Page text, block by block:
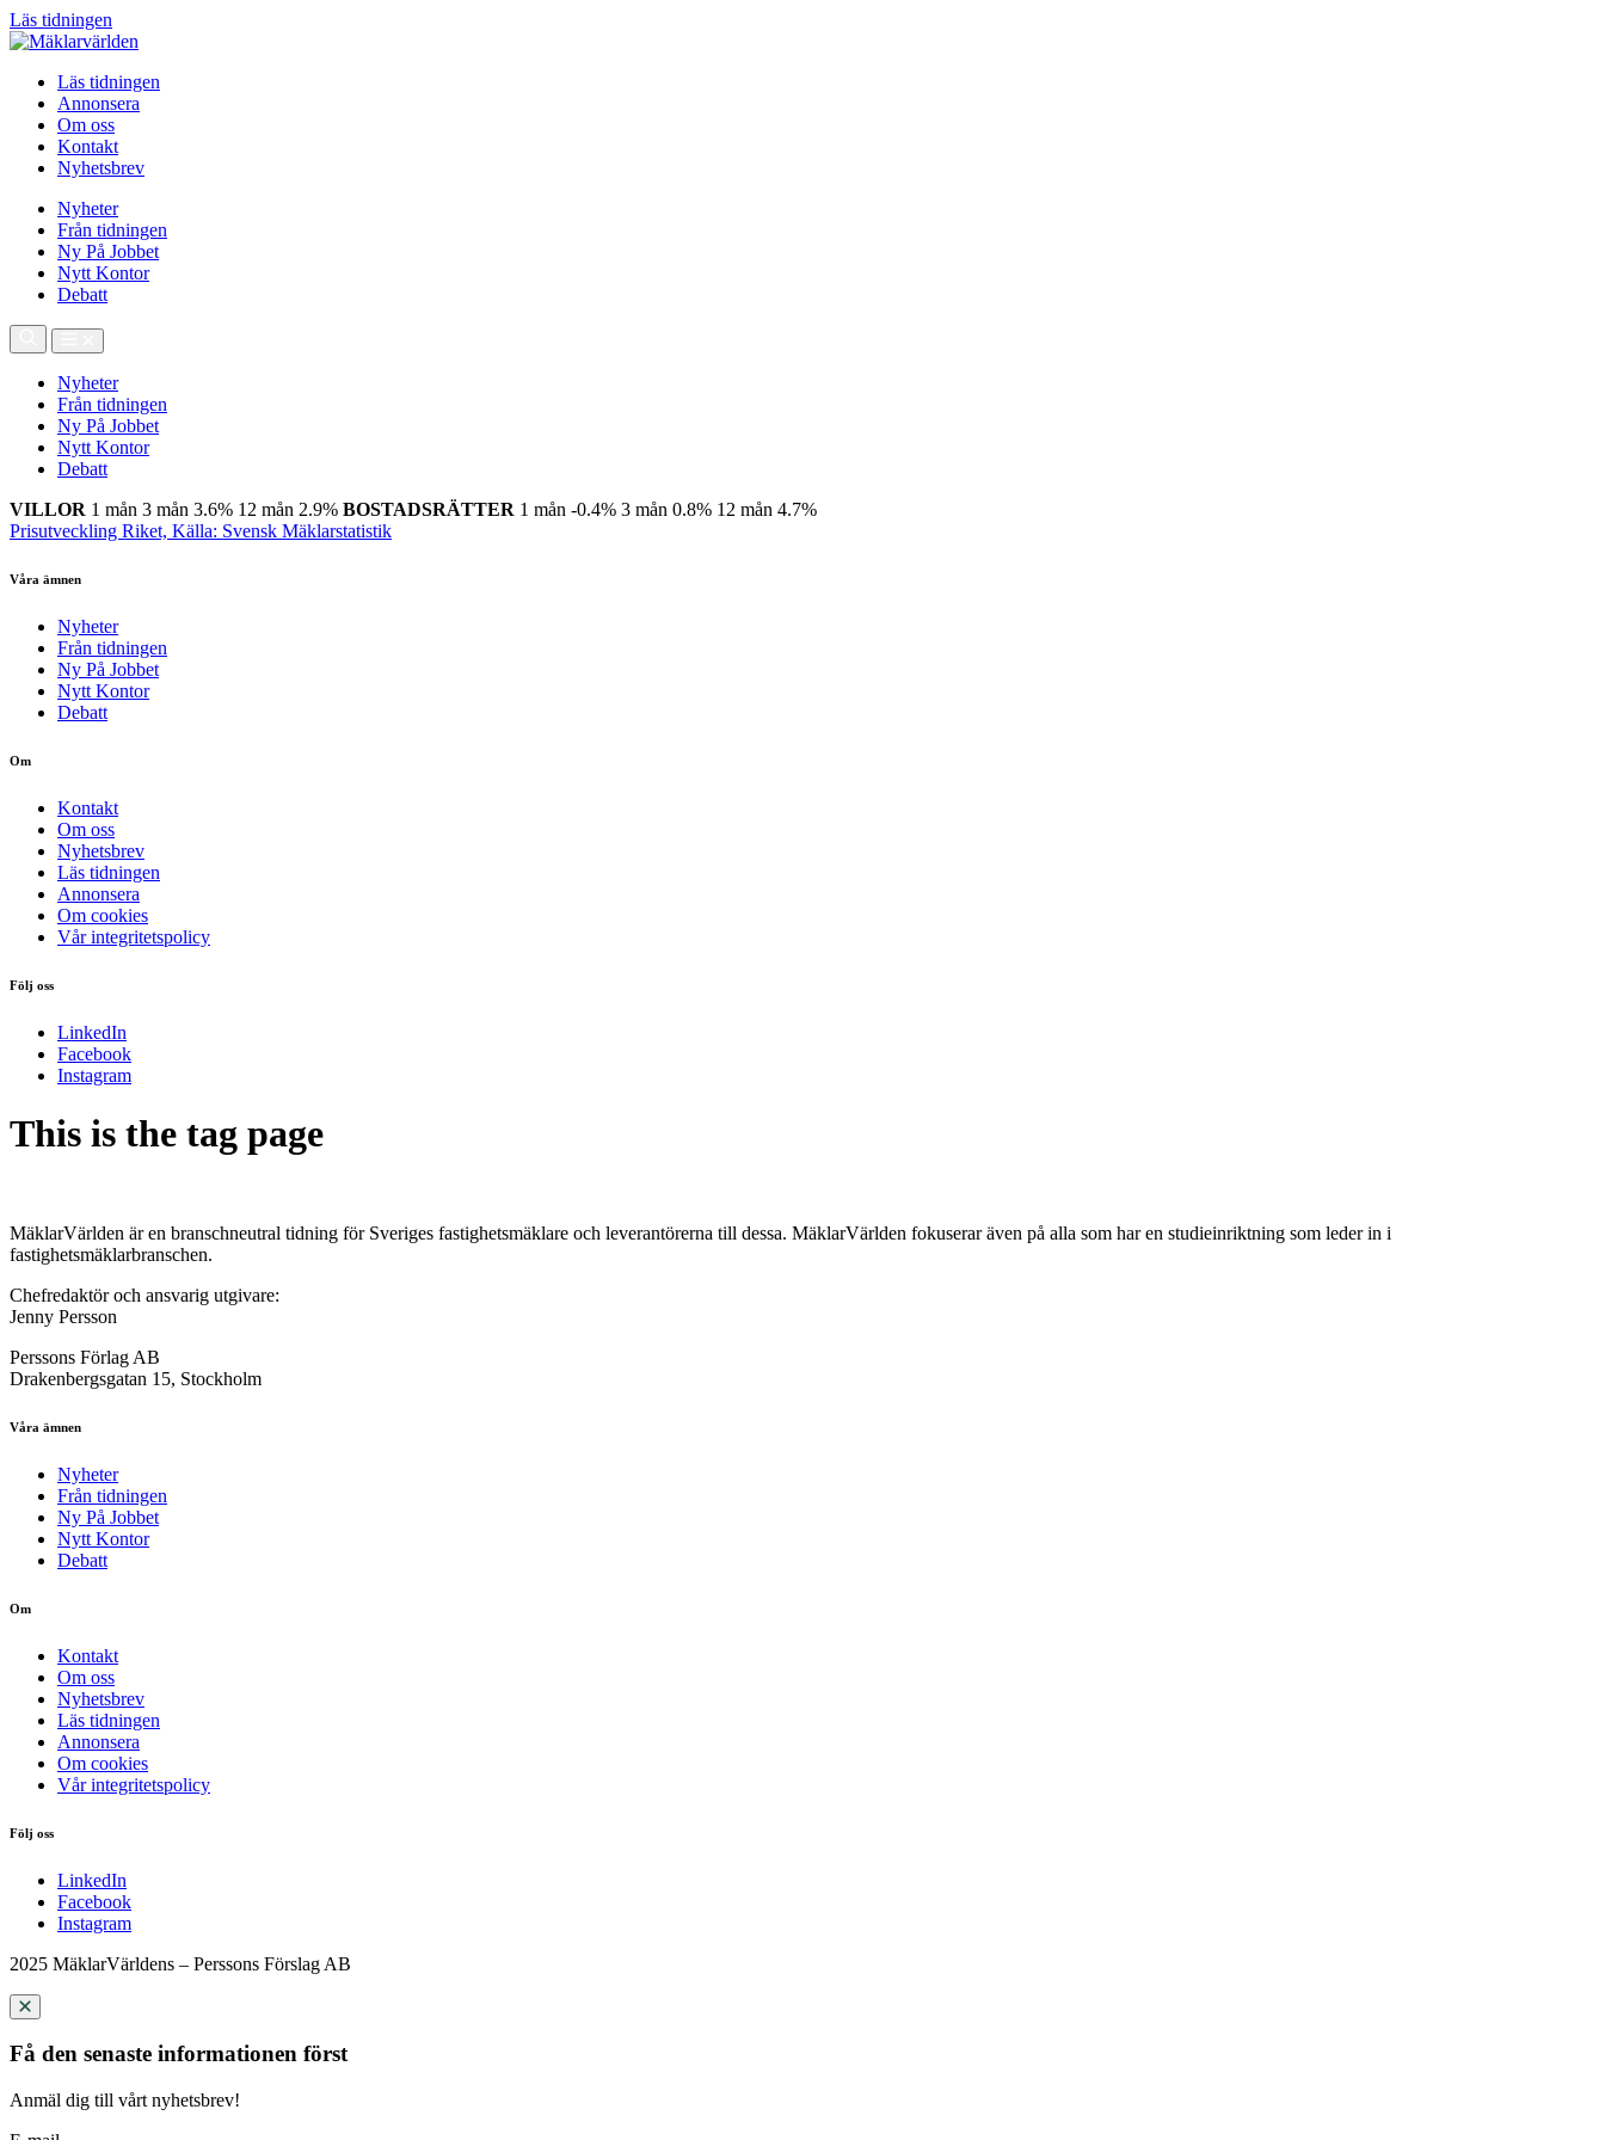
Läs tidningen
Läs tidningen
Annonsera
Om oss
Kontakt
Nyhetsbrev
Nyheter
Från tidningen
Ny På Jobbet
Nytt Kontor
Debatt
Nyheter
Från tidningen
Ny På Jobbet
Nytt Kontor
Debatt
VILLOR 1 mån 3 mån 3.6% 12 mån 2.9% BOSTADSRÄTTER 1 mån -0.4% 3 mån 0.8% 12 mån 4.7%
Prisutveckling Riket, Källa: Svensk Mäklarstatistik
Våra ämnen
Nyheter
Från tidningen
Ny På Jobbet
Nytt Kontor
Debatt
Om
Kontakt
Om oss
Nyhetsbrev
Läs tidningen
Annonsera
Om cookies
Vår integritetspolicy
Följ oss
LinkedIn
Facebook
Instagram
This is the tag page
MäklarVärlden är en branschneutral tidning för Sveriges fastighetsmäklare och leverantörerna till dessa. MäklarVärlden fokuserar även på alla som har en studieinriktning som leder in i
fastighetsmäklarbranschen.
Chefredaktör och ansvarig utgivare:
Jenny Persson
Perssons Förlag AB
Drakenbergsgatan 15, Stockholm
Våra ämnen
Nyheter
Från tidningen
Ny På Jobbet
Nytt Kontor
Debatt
Om
Kontakt
Om oss
Nyhetsbrev
Läs tidningen
Annonsera
Om cookies
Vår integritetspolicy
Följ oss
LinkedIn
Facebook
Instagram
2025 MäklarVärldens – Perssons Förslag AB
Få den senaste informationen först
Anmäl dig till vårt nyhetsbrev!